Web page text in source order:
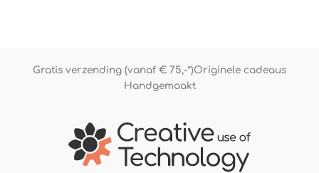
Gratis verzending (vanaf € 75,-*)Originele cadeaus
Handgemaakt